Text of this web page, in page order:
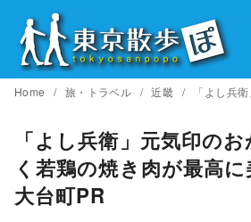
ンHome 旅・トラベル 近畿 「よし兵衛」元気印の
「よし兵衛」元気印の
く若鶏の焼き肉が最高
大台町PR